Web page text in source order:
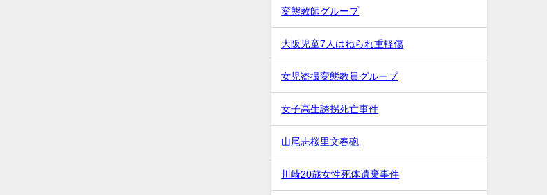
変態教師グループ
大阪児童7人はねられ重軽傷
女児盗撮変態教員グループ
女子高生誘拐死亡事件
山尾志桜里文春砲
川崎20歳女性死体遺棄事件